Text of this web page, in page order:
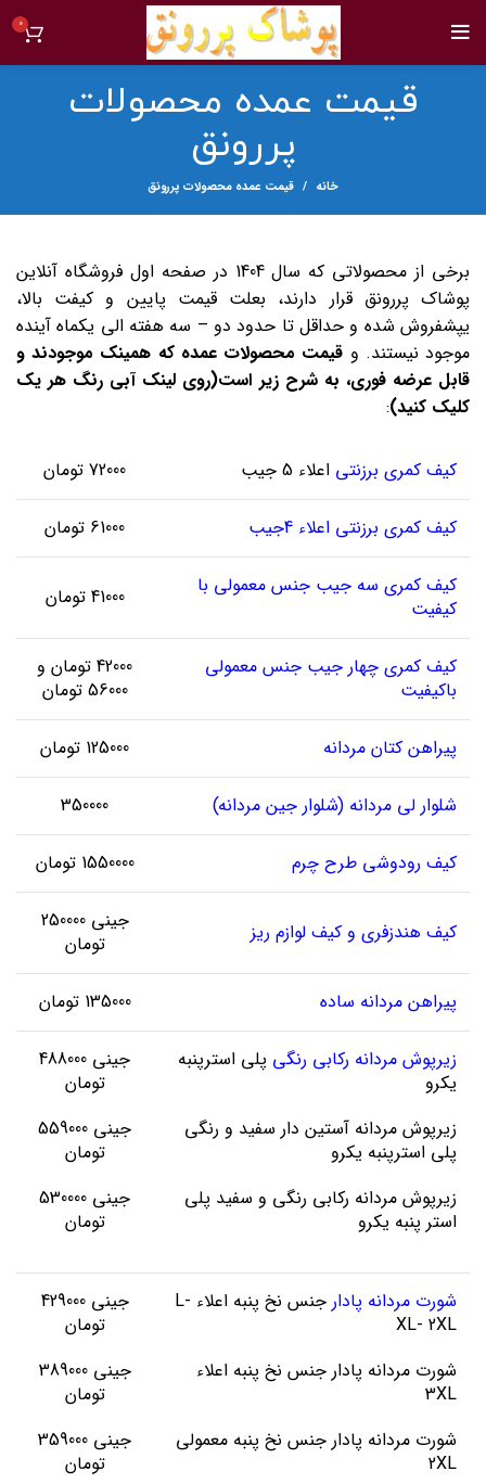
0
قیمت عمده محصولات
پررونق
خانه قیمت عمده محصولات پررونق
برخی از محصولاتی که سال 1404 در صفحه اول فروشگاه آنلاین
پوشاک پررونق قرار دارند، بعلت قیمت پایین و کیفت بالا،
یپشفروش شده و حداقل تا حدود دو – سه هفته الی یکماه آینده
موجود نیستند. و قیمت محصولات عمده که همینک موجودند و
قابل عرضه فوری، به شرح زیر است(روی لینک آبی رنگ هر یک
کلیک کنید):
کیف کمری برزنتی اعلاء 5 جیب 72000 تومان
کیف کمری برزنتی اعلاء 4جیب 61000 تومان
کیف کمری سه جیب جنس معمولی با
کیفیت
41000 تومان
کیف کمری چهار جیب جنس معمولی
باکیفیت
42000 تومان و
56000 تومان
پیراهن کتان مردانه 125000 تومان
شلوار لی مردانه (شلوار جین مردانه) 350000
کیف رودوشی طرح چرم 1550000 تومان
کیف هندزفری و کیف لوازم ریز
جینی 250000
تومان
پیراهن مردانه ساده 135000 تومان
زیرپوش مردانه رکابی رنگی پلی استرپنبه
یکرو
زیرپوش مردانه آستین دار سفید و رنگی
پلی استرپنبه یکرو
زیرپوش مردانه رکابی رنگی و سفید پلی
استر پنبه یکرو
جینی 488000
تومان
جینی 559000
تومان
جینی 530000
تومان
شورت مردانه پادار
جنس نخ پنبه اعلاء L-
XL- 2XL
شورت مردانه پادار جنس نخ پنبه اعلاء
3XL
شورت مردانه پادار جنس نخ پنبه معمولی
2XL
جینی 429000
تومان
جینی 389000
تومان
جینی 359000
تومان